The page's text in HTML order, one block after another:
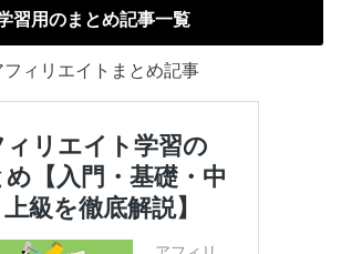
習用のまとめ記事一覧
フィリエイトまとめ記事